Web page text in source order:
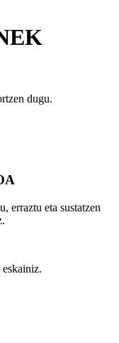
dugu.
erraztu eta sustatzen
eskainiz.